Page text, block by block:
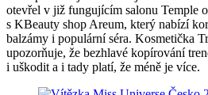
otevřel v již fungujícím salonu Temple
s KBeauty shop Areum, který nabízí
balzámy i populární séra. Kosmetička
upozorňuje, že bezhlavé kopírování
i uškodit a i tady platí, že méně je více.